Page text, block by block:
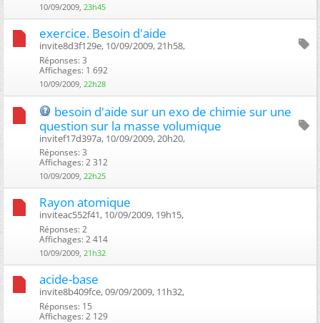
10/09/2009, 23h45
exercice. Besoin d'aide
invite8d3f129e, 10/09/2009, 21h58, ‎
Réponses: 3
Affichages: 1 692
10/09/2009, 22h28
besoin d'aide sur un exo de chimie sur une
question sur la masse volumique
invitef17d397a, 10/09/2009, 20h20, ‎
Réponses: 3
Affichages: 2 312
10/09/2009, 22h25
Rayon atomique
inviteac552f41, 10/09/2009, 19h15, ‎
Réponses: 2
Affichages: 2 414
10/09/2009, 21h32
acide-base
invite8b409fce, 09/09/2009, 11h32, ‎
Réponses: 15
Affichages: 2 129